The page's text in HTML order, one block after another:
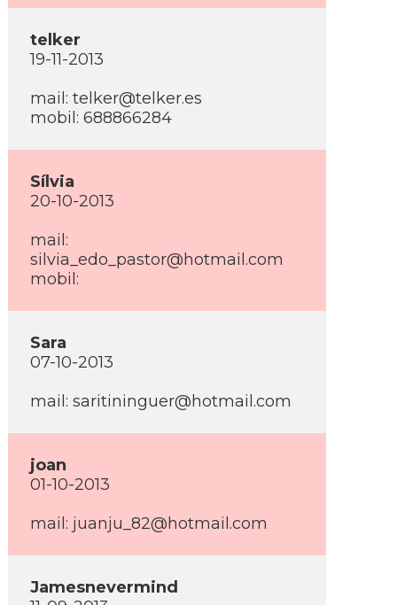
telker
19-11-2013
mail: telker@telker.es
mobil: 688866284
Sí­lvia
20-10-2013
mail:
silvia_edo_pastor@hotmail.com
mobil:
Sara
07-10-2013
mail: saritininguer@hotmail.com
joan
01-10-2013
mail: juanju_82@hotmail.com
Jamesnevermind